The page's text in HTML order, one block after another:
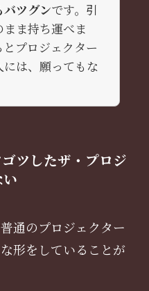
ツグンです。引
ま持ち運べま
プロジェクター
には、願ってもな
ツしたザ・プロジ
通のプロジェクター
形をしていることが